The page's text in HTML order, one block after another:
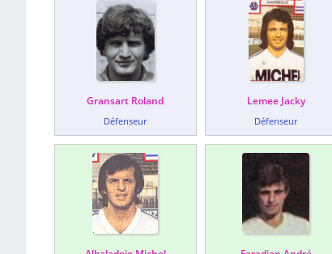
Gransart Roland
Défenseur
Lemee Jacky
Défenseur